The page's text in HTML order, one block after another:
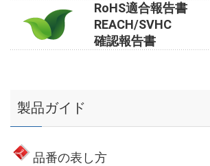
RoHS適合報告書
REACH/SVHC
確認報告書
製品ガイド
品番の表し方